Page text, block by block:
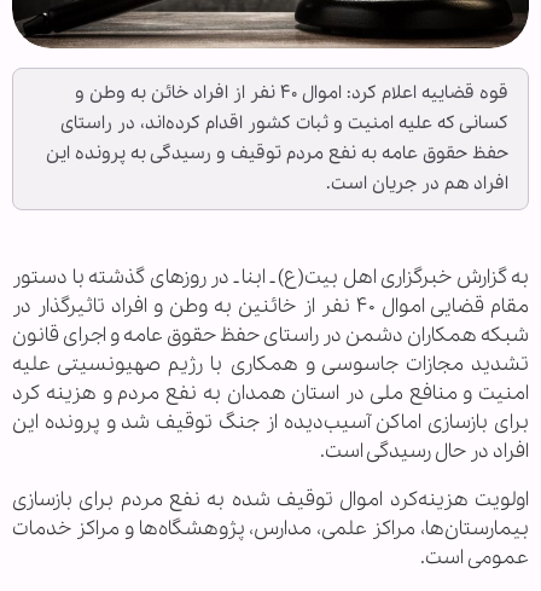
قوه قضاییه اعلام کرد: اموال ۴۰ نفر از افراد خائن به وطن و
کسانی که علیه امنیت و ثبات کشور اقدام کرده‌اند، در راستای
حفظ حقوق عامه به نفع مردم توقیف و رسیدگی به پرونده این
افراد هم در جریان است.
به گزارش خبرگزاری اهل بیت(ع) ـ ابنا ـ در روزهای گذشته با دستور
مقام قضایی اموال ۴۰ نفر از خائنین به وطن و افراد تاثیرگذار در
شبکه همکاران دشمن در راستای حفظ حقوق عامه و اجرای قانون
تشدید مجازات جاسوسی و همکاری با رژیم صهیونسیتی علیه
امنیت و منافع ملی در استان همدان به نفع مردم و هزینه کرد
برای بازسازی اماکن آسیب‌دیده از جنگ توقیف شد و پرونده این
افراد در حال رسیدگی است.
اولویت هزینه‌کرد اموال توقیف شده به نفع مردم برای بازسازی
بیمارستان‌ها، مراکز علمی، مدارس، پژوهشگاه‌ها و مراکز خدمات
عمومی است.